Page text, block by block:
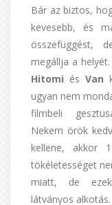
Bár az biztos,
kevesebb, és
összefüggést,
megállja a
Hitomi és Van
ugyan nem
filmbeli
Nekem örök
kellene, akkor
tökéletességet
miatt, de
látványos alkotás.